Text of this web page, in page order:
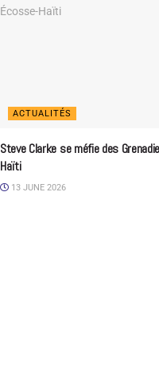
ACTUALITÉS
Steve Clarke se méfie des
Haïti
13 JUNE 2026